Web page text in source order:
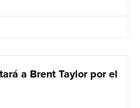
a Brent Taylor por el